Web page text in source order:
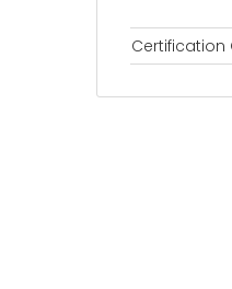
Certification